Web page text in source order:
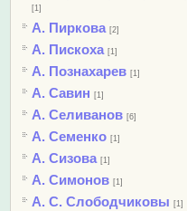
[1]
А. Пиркова [2]
А. Пискоха [1]
А. Познахарев [1]
А. Савин [1]
А. Селиванов [6]
А. Семенко [1]
А. Сизова [1]
А. Симонов [1]
А. С. Слободчиковы [1]